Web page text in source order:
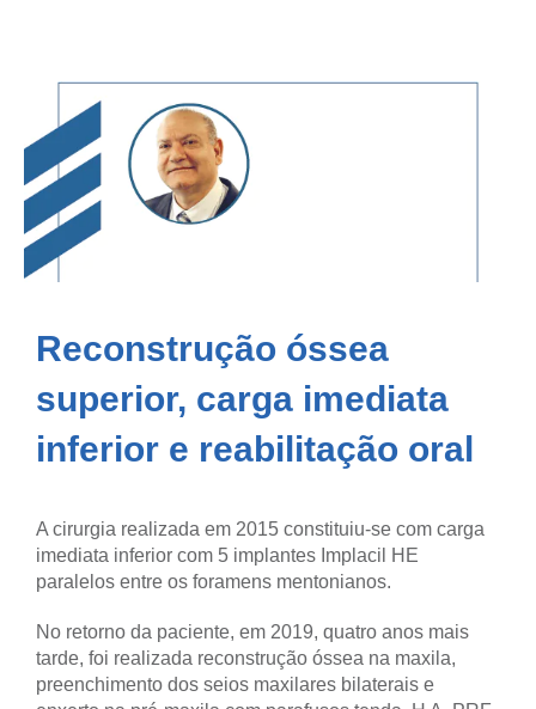
Reconstrução óssea
superior, carga imediata
inferior e reabilitação oral
A cirurgia realizada em 2015 constituiu-se com carga
imediata inferior com 5 implantes Implacil HE
paralelos entre os foramens mentonianos.
No retorno da paciente, em 2019, quatro anos mais
tarde, foi realizada reconstrução óssea na maxila,
preenchimento dos seios maxilares bilaterais e